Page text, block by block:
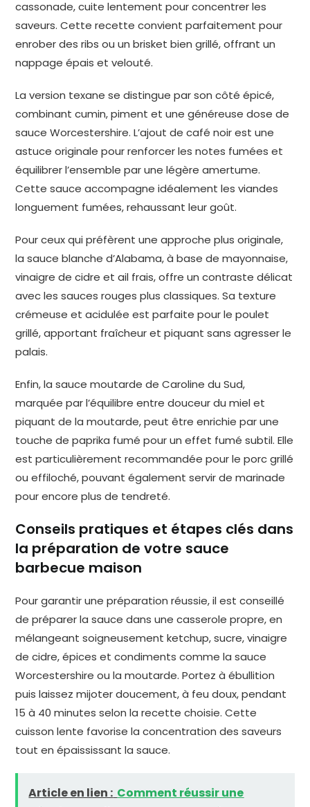
cassonade, cuite lentement pour concentrer les
saveurs. Cette recette convient parfaitement pour
enrober des ribs ou un brisket bien grillé, offrant un
nappage épais et velouté.
La version texane se distingue par son côté épicé,
combinant cumin, piment et une généreuse dose de
sauce Worcestershire. L’ajout de café noir est une
astuce originale pour renforcer les notes fumées et
équilibrer l’ensemble par une légère amertume.
Cette sauce accompagne idéalement les viandes
longuement fumées, rehaussant leur goût.
Pour ceux qui préfèrent une approche plus originale,
la sauce blanche d’Alabama, à base de mayonnaise,
vinaigre de cidre et ail frais, offre un contraste délicat
avec les sauces rouges plus classiques. Sa texture
crémeuse et acidulée est parfaite pour le poulet
grillé, apportant fraîcheur et piquant sans agresser le
palais.
Enfin, la sauce moutarde de Caroline du Sud,
marquée par l’équilibre entre douceur du miel et
piquant de la moutarde, peut être enrichie par une
touche de paprika fumé pour un effet fumé subtil. Elle
est particulièrement recommandée pour le porc grillé
ou effiloché, pouvant également servir de marinade
pour encore plus de tendreté.
Conseils pratiques et étapes clés dans
la préparation de votre sauce
barbecue maison
Pour garantir une préparation réussie, il est conseillé
de préparer la sauce dans une casserole propre, en
mélangeant soigneusement ketchup, sucre, vinaigre
de cidre, épices et condiments comme la sauce
Worcestershire ou la moutarde. Portez à ébullition
puis laissez mijoter doucement, à feu doux, pendant
15 à 40 minutes selon la recette choisie. Cette
cuisson lente favorise la concentration des saveurs
tout en épaississant la sauce.
Article en lien : Comment réussir une